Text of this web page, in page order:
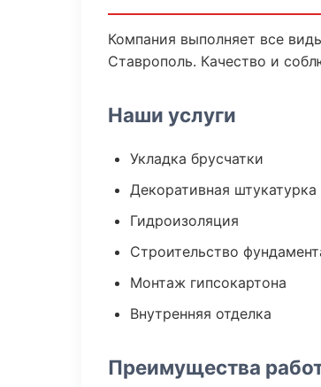
Компания выполняет все
Ставрополь. Качество и
Наши услуги
Укладка брусчатки
Декоративная штукатурка
Гидроизоляция
Строительство
Монтаж гипсокартона
Внутренняя отделка
Преимущества